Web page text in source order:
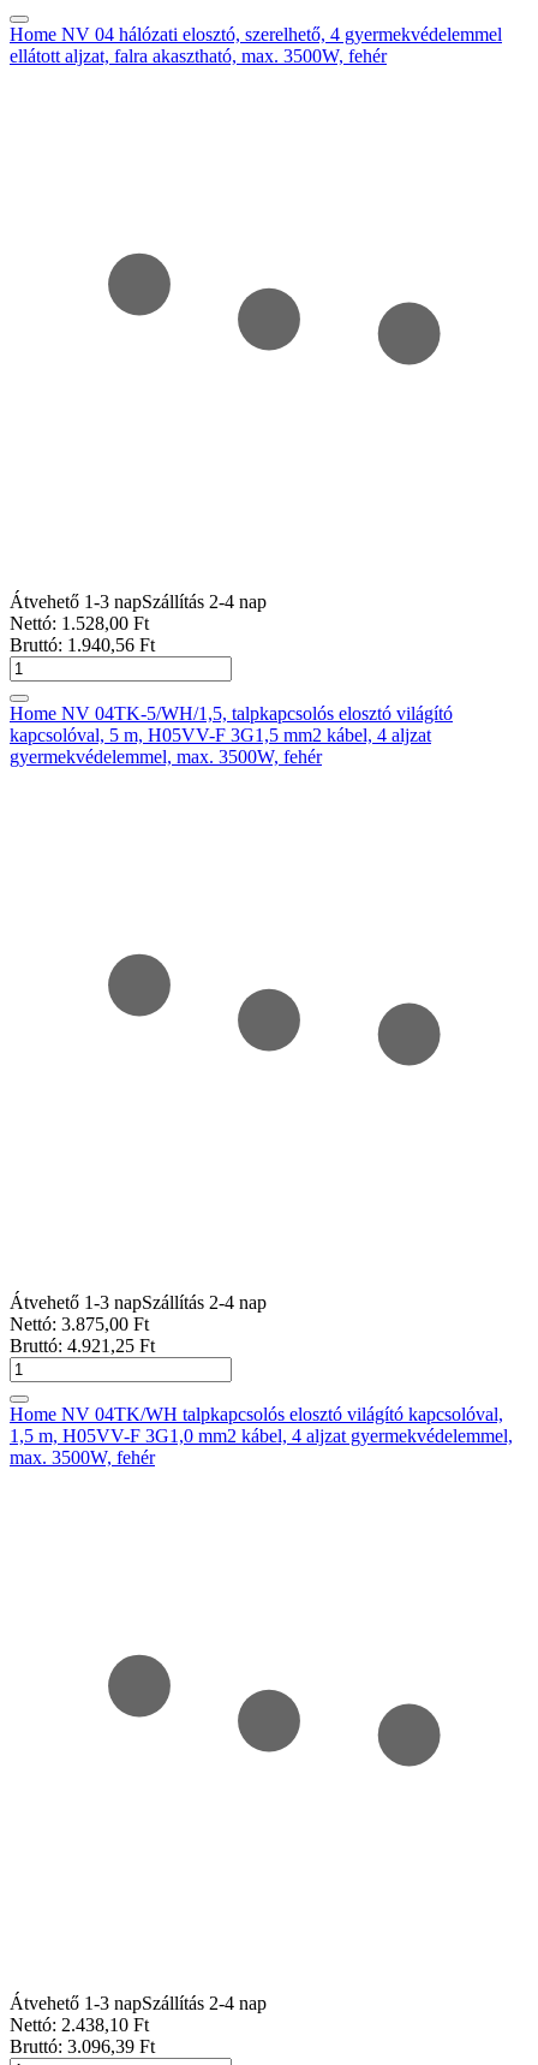
Home NV 04 hálózati elosztó, szerelhető, 4 gyermekvédelemmel
ellátott aljzat, falra akasztható, max. 3500W, fehér
Átvehető 1-3 napSzállítás 2-4 nap
Nettó: 1.528,00 Ft
Bruttó: 1.940,56 Ft
Home NV 04TK-5/WH/1,5, talpkapcsolós elosztó világító
kapcsolóval, 5 m, H05VV-F 3G1,5 mm2 kábel, 4 aljzat
gyermekvédelemmel, max. 3500W, fehér
Átvehető 1-3 napSzállítás 2-4 nap
Nettó: 3.875,00 Ft
Bruttó: 4.921 ,25 Ft
Home NV 04TK/WH talpkapcsolós elosztó világító kapcsolóval,
1,5 m, H05VV-F 3G1,0 mm2 kábel, 4 aljzat gyermekvédelemmel,
max. 3500W, fehér
Átvehető 1-3 napSzállítás 2-4 nap
Nettó: 2.438,10 Ft
Bruttó: 3.096,39 Ft